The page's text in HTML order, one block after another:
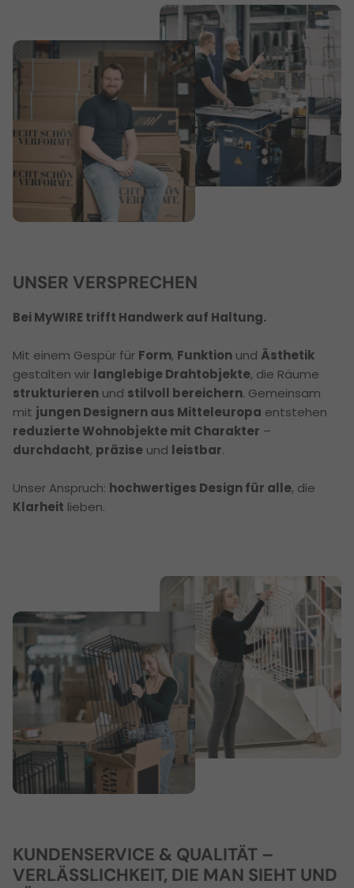
UNSER VERSPRECHEN
Bei MyWIRE trifft Handwerk auf Haltung.
Mit einem Gespür für Form, Funktion und Ästhetik
gestalten wir langlebige Drahtobjekte, die Räume
strukturieren und stilvoll bereichern. Gemeinsam
mit jungen Designern aus Mitteleuropa entstehen
reduzierte Wohnobjekte mit Charakter –
durchdacht, präzise und leistbar.
Unser Anspruch: hochwertiges Design für alle, die
Klarheit lieben.
KUNDENSERVICE & QUALITÄT –
VERLÄSSLICHKEIT, DIE MAN SIEHT UND